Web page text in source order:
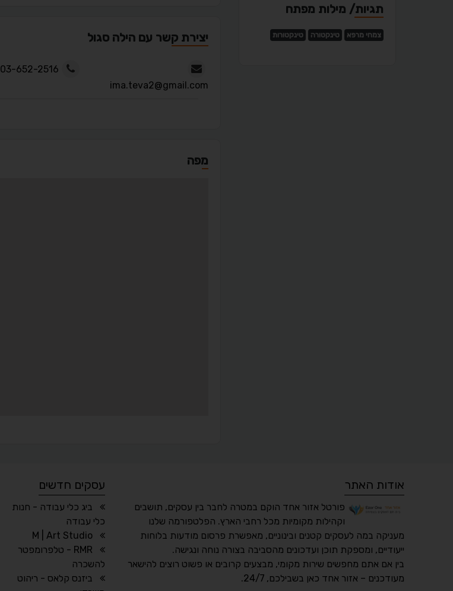
תגיות/ מילות מפתח
צמחי מרפא טינקטורה טינקטורות יצירת קשר עם הילה סגול
ima.teva2@gmail.com
03-652-2516
מפה
אודות האתר
פורטל אזור אחד הוקם במטרה לחבר בין עסקים, תושבים
וקהילות מקומיות מכל רחבי הארץ. הפלטפורמה שלנו
מעניקה במה לעסקים קטנים ובינוניים, מאפשרת פרסום מודעות בלוחות
ייעודיים, ומספקת תוכן ועדכונים מהסביבה בצורה נוחה ונגישה.
בין אם אתם מחפשים שירות מקומי, מבצעים קרובים או פשוט רוצים להישאר
מעודכנים – אזור אחד כאן בשבילכם, 24/7.
עסקים חדשים
ביג כלי עבודה - חנות
כלי עבודה
M | Art Studio
RMR - טלפרומפטר
להשכרה
ביזנס קלאס - ריהוט